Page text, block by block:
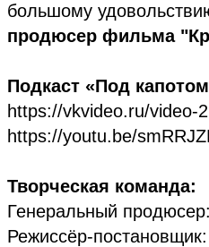
большому
продюсер фильма
Подкаст «Под
https://vkvideo.ru/video-
https://youtu.be/
Творческая команда:
Генеральный продюсер:
Режиссёр-